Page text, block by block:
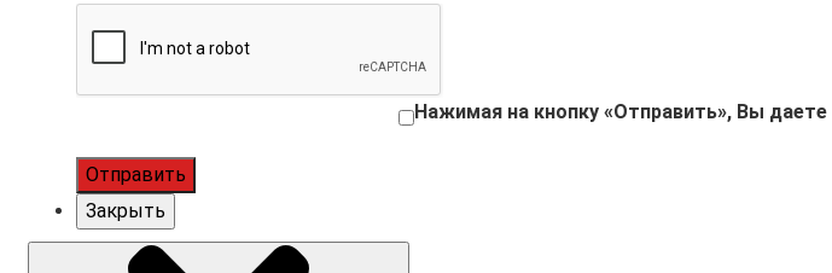
Нажимая на кнопку «Отправить», Вы даете
Отправить
Закрыть